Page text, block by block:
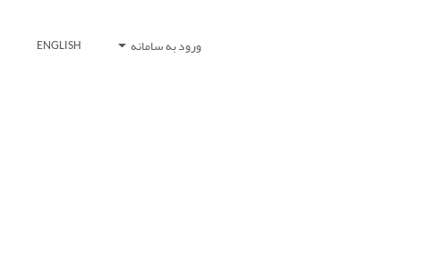
ورود به سامانه ENGLISH